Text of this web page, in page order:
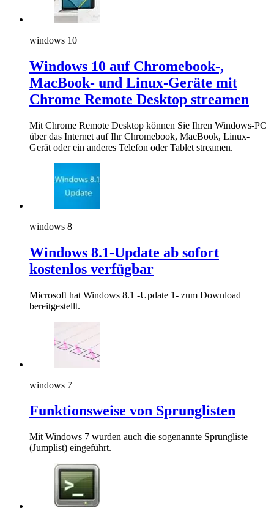
windows 10
Windows 10 auf Chromebook-,
MacBook- und Linux-Geräte mit
Chrome Remote Desktop streamen
Mit Chrome Remote Desktop können Sie Ihren Windows-PC
über das Internet auf Ihr Chromebook, MacBook, Linux-
Gerät oder ein anderes Telefon oder Tablet streamen.
windows 8
Windows 8.1-Update ab sofort
kostenlos verfügbar
Microsoft hat Windows 8.1 -Update 1- zum Download
bereitgestellt.
windows 7
Funktionsweise von Sprunglisten
Mit Windows 7 wurden auch die sogenannte Sprungliste
(Jumplist) eingeführt.